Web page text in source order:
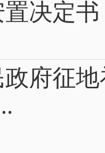
决定
府征